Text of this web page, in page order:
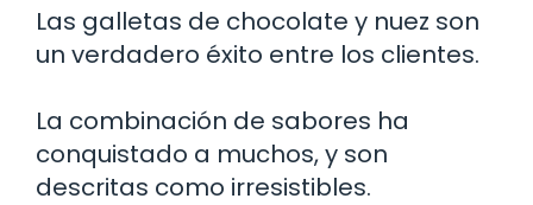
Las galletas de chocolate y nuez son
un verdadero éxito entre los clientes.
La combinación de sabores ha
conquistado a muchos, y son
descritas como irresistibles.